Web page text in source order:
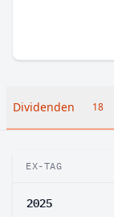
Dividenden 18
EX-TAG
2025